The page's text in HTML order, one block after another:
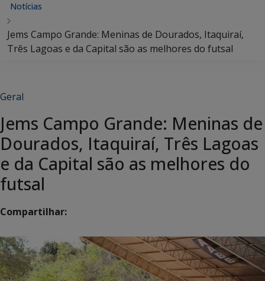
Notícias
Jems Campo Grande: Meninas de Dourados, Itaquiraí,
Três Lagoas e da Capital são as melhores do futsal
Geral
Jems Campo Grande: Meninas de
Dourados, Itaquiraí, Três Lagoas
e da Capital são as melhores do
futsal
Compartilhar: